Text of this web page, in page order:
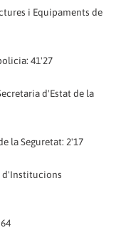
i Equipaments de
41'27
d'Estat de la
la Seguretat: 2'17
d'Institucions